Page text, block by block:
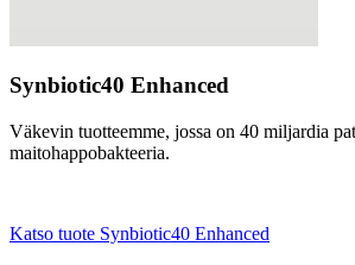
Synbiotic40 Enhanced
Väkevin tuotteemme, jossa on 40 miljardia
maitohappobakteeria.
Katso tuote Synbiotic40 Enhanced